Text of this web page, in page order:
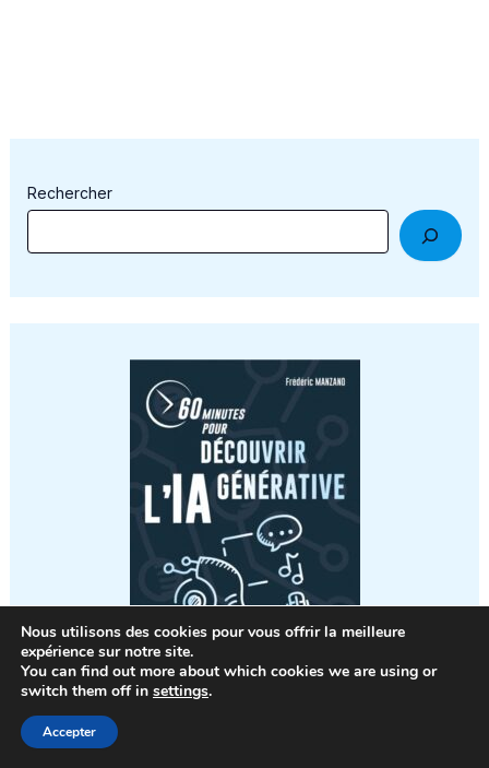
Rechercher
Nous utilisons des cookies pour vous offrir la meilleure
expérience sur notre site.
You can find out more about which cookies we are using or
switch them off in settings.
Accepter